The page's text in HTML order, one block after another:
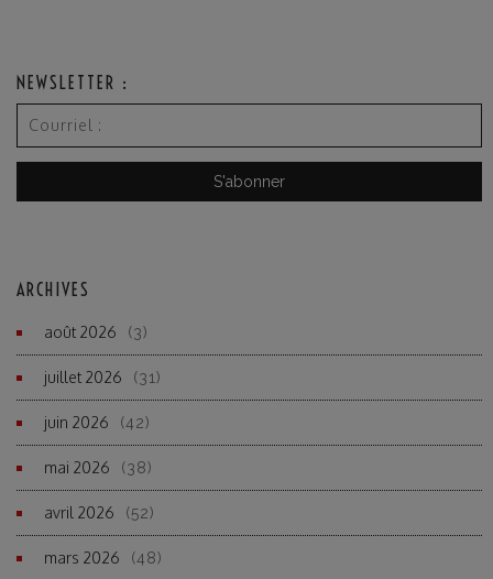
NEWSLETTER :
ARCHIVES
août 2026 (3)
juillet 2026 (31)
juin 2026 (42)
mai 2026 (38)
avril 2026 (52)
mars 2026 (48)